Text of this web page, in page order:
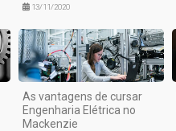
13/11/2020
As vantagens de cursar
Engenharia Elétrica no
Mackenzie